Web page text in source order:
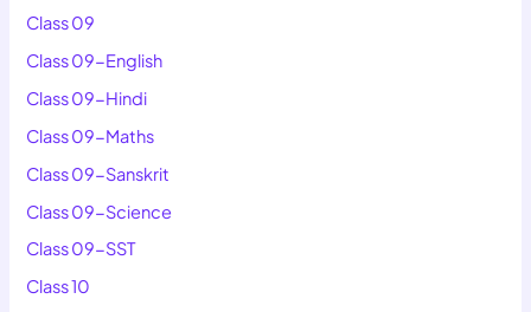
Class 09
Class 09-English
Class 09-Hindi
Class 09-Maths
Class 09-Sanskrit
Class 09-Science
Class 09-SST
Class 10